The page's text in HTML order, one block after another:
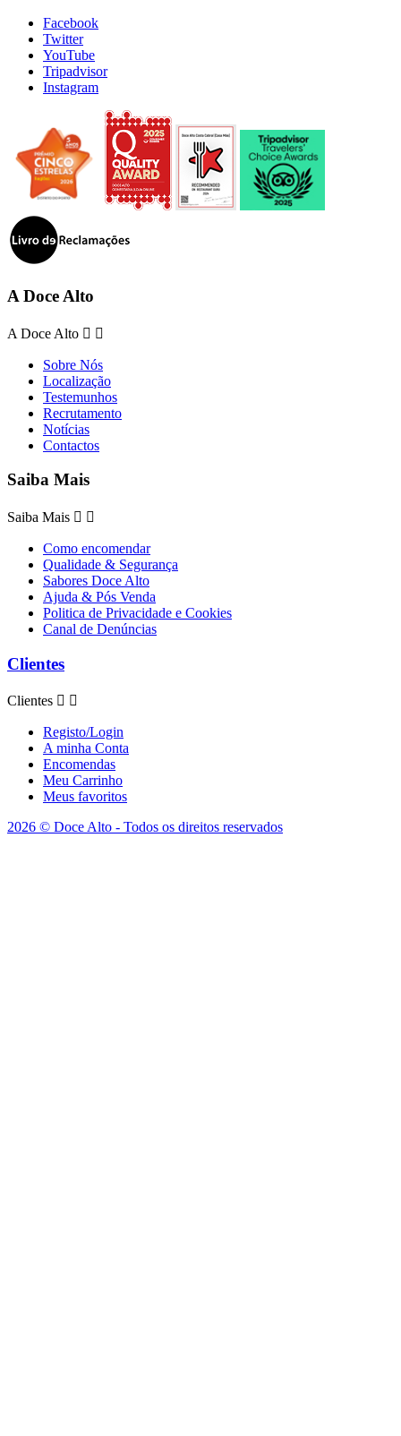
Facebook
Twitter
YouTube
Tripadvisor
Instagram
A Doce Alto
A Doce Alto  
Sobre Nós
Localização
Testemunhos
Recrutamento
Notícias
Contactos
Saiba Mais
Saiba Mais  
Como encomendar
Qualidade & Segurança
Sabores Doce Alto
Ajuda & Pós Venda
Politica de Privacidade e Cookies
Canal de Denúncias
Clientes
Clientes  
Registo/Login
A minha Conta
Encomendas
Meu Carrinho
Meus favoritos
2026 © Doce Alto - Todos os direitos reservados